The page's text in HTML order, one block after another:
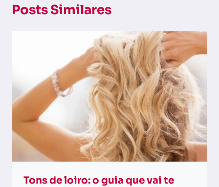
Posts Similares
Tons de loiro: o guia que vai te